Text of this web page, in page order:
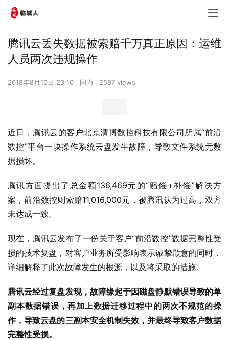
腾讯云丢失数据被索赔千万真正原因：运维
人员两次违规操作
2018年8月10日 23:10 国内 2587 views
近日，腾讯云的客户北京清博数控科技有限公司所属“前沿
数控”平台一块操作系统云盘发生故障，导致文件系统元数
据损坏。
腾讯方面提出了总金额136,469元的“赔偿+补偿”解决方
案，前沿数控则索赔11,016,000元，被腾讯认为过高，双方
未达成一致。
现在，腾讯云发布了一份关于客户“前沿数控”数据完整性受
损的技术复盘，对客户业务所受影响表示诚挚歉意的同时，
详细解释了此次故障发生的根源，以及将采取的措施。
腾讯云经过复盘发现，故障缘起于因磁盘静默错误导致的单
副本数据错误，再加上数据迁移过程中的两次不规范的操
作，导致云盘的三副本安全机制失效，并最终导致客户数据
完整性受损。